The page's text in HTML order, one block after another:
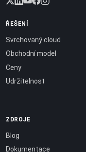
ŘEŠENÍ
Svrchovaný cloud
Obchodní model
Ceny
Udržitelnost
ZDROJE
Blog
Dokumentace